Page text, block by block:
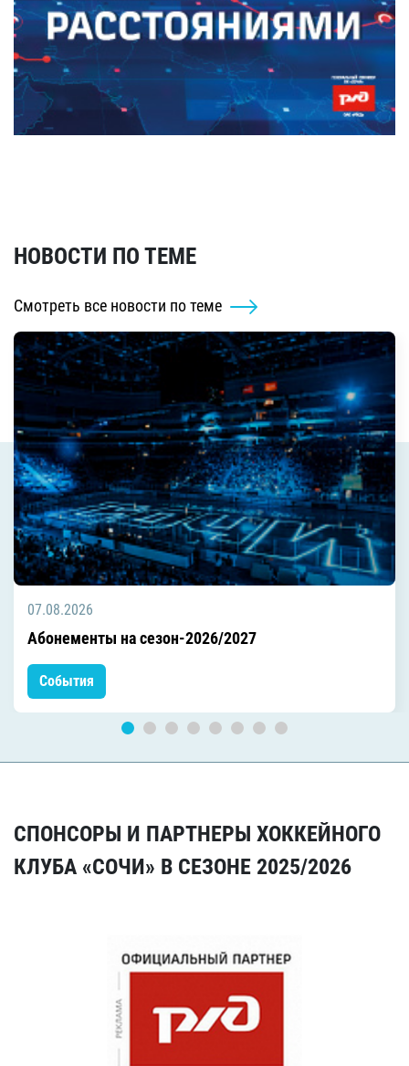
НОВОСТИ ПО ТЕМЕ
Смотреть все новости по теме
07.08.2026
Абонементы на сезон-2026/2027
События
СПОНСОРЫ И ПАРТНЕРЫ ХОККЕЙНОГО
КЛУБА «СОЧИ» В СЕЗОНЕ 2025/2026